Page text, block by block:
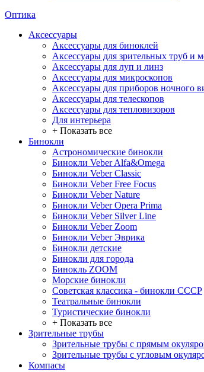
Оптика
Аксессуары
Аксессуары для биноклей
Аксессуары для зрительных труб и
Аксессуары для луп и линз
Аксессуары для микроскопов
Аксессуары для приборов ночного
Аксессуары для телескопов
Аксессуары для тепловизоров
Для интерьера
+ Показать все
Бинокли
Астрономические бинокли
Бинокли Veber Alfa&Omega
Бинокли Veber Classic
Бинокли Veber Free Focus
Бинокли Veber Nature
Бинокли Veber Opera Prima
Бинокли Veber Silver Line
Бинокли Veber Zoom
Бинокли Veber Эврика
Бинокли детские
Бинокли для города
Бинокль ZOOM
Морские бинокли
Советская классика - бинокли СССР
Театральные бинокли
Туристические бинокли
+ Показать все
Зрительные трубы
Зрительные трубы с прямым
Зрительные трубы с угловым
Компасы